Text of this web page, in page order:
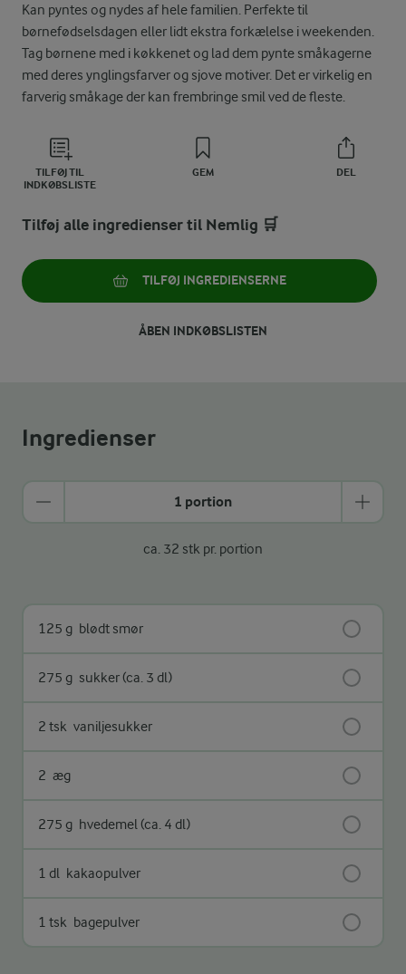
Kan pyntes og nydes af hele familien. Perfekte til
børnefødselsdagen eller lidt ekstra forkælelse i weekenden.
Tag børnene med i køkkenet og lad dem pynte småkagerne
med deres ynglingsfarver og sjove motiver. Det er virkelig en
farverig småkage der kan frembringe smil ved de fleste.
TILFØJ TIL
INDKØBSLISTE
GEM DEL
Tilføj alle ingredienser til Nemlig 🛒
TILFØJ INGREDIENSERNE
ÅBEN INDKØBSLISTEN
Ingredienser
1 portion
ca. 32 stk pr. portion
125 g blødt smør
275 g sukker (ca. 3 dl)
2 tsk vaniljesukker
2 æg
275 g hvedemel (ca. 4 dl)
1 dl kakaopulver
1 tsk bagepulver